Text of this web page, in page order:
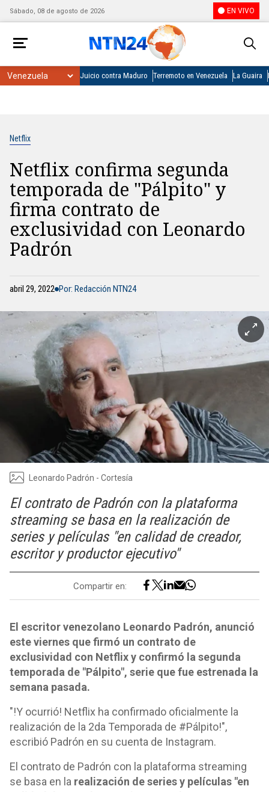
Sábado, 08 de agosto de 2026 EN VIVO
Juicio contra Maduro Terremoto en Venezuela La Guaira
Netflix
Netflix confirma segunda
temporada de "Pálpito" y
firma contrato de
exclusividad con Leonardo
Padrón
abril 29, 2022 Por: Redacción NTN24
Leonardo Padrón - Cortesía
El contrato de Padrón con la plataforma
streaming se basa en la realización de
series y películas "en calidad de creador,
escritor y productor ejecutivo"
Compartir en:
El escritor venezolano Leonardo Padrón, anunció
este viernes que firmó un contrato de
exclusividad con Netflix y confirmó la segunda
temporada de "Pálpito", serie que fue estrenada la
semana pasada.
"!Y ocurrió! Netflix ha confirmado oficialmente la
realización de la 2da Temporada de #Pálpito!",
escribió Padrón en su cuenta de Instagram.
El contrato de Padrón con la plataforma streaming
se basa en la realización de series y películas "en